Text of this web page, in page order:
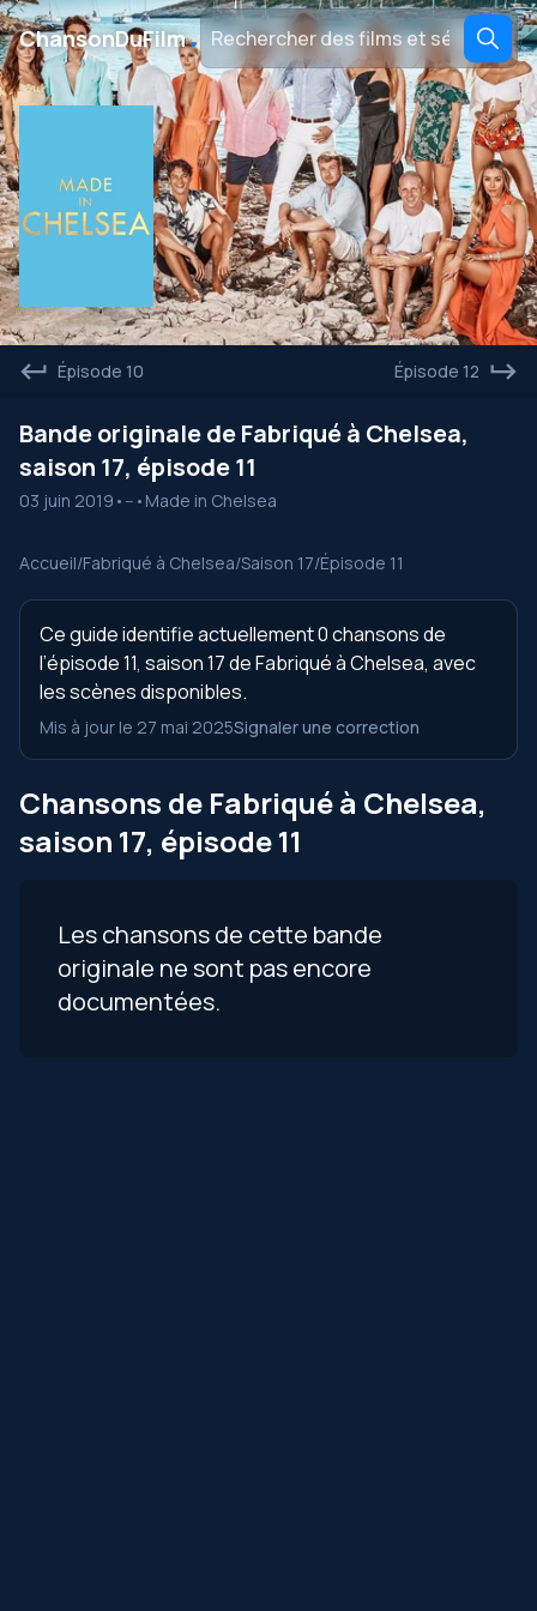
ChansonDuFilm․
Épisode 10 Épisode 12
Bande originale de Fabriqué à Chelsea,
saison 17, épisode 11
03 juin 2019 • -- • Made in Chelsea
Accueil/Fabriqué à Chelsea/Saison 17/Épisode 11
Ce guide identifie actuellement 0 chansons de
l’épisode 11, saison 17 de Fabriqué à Chelsea, avec
les scènes disponibles.
Mis à jour le 27 mai 2025Signaler une correction
Chansons de Fabriqué à Chelsea,
saison 17, épisode 11
Les chansons de cette bande
originale ne sont pas encore
documentées.